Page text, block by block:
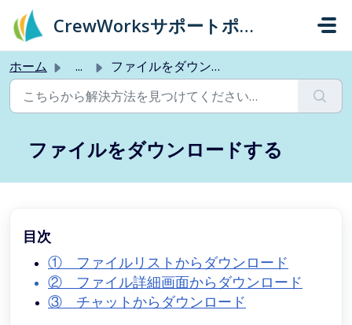
メインコンテンツに移動
CrewWorksサポートポータル
ホーム ... ファイルをダウンロードする
ファイルをダウンロードする
目次
① ファイルリストからダウンロード
② ファイル詳細画面からダウンロード
③ チャットからダウンロード